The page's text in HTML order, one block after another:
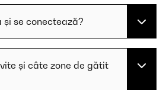
și se conectează?
și câte zone de gătit